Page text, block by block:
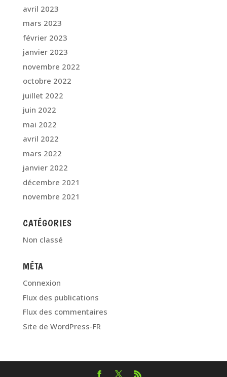
avril 2023
mars 2023
février 2023
janvier 2023
novembre 2022
octobre 2022
juillet 2022
juin 2022
mai 2022
avril 2022
mars 2022
janvier 2022
décembre 2021
novembre 2021
CATÉGORIES
Non classé
MÉTA
Connexion
Flux des publications
Flux des commentaires
Site de WordPress-FR